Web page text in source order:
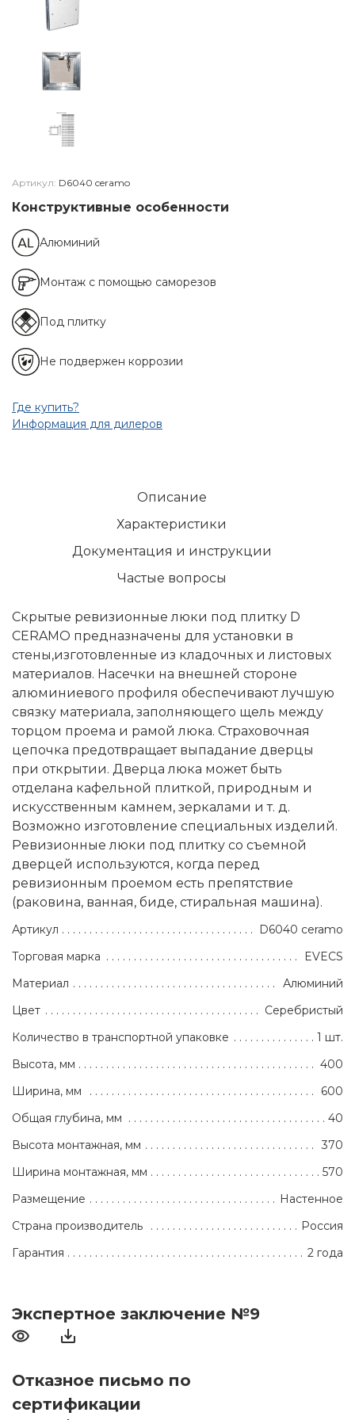
Артикул: D6040 ceramo
Конструктивные особенности
Алюминий
Монтаж с помощью саморезов
Под плитку
Не подвержен коррозии
Где купить?
Информация для дилеров
Описание
Характеристики
Документация и инструкции
Частые вопросы
Скрытые ревизионные люки под плитку D
CERAMO предназначены для установки в
стены,изготовленные из кладочных и листовых
материалов. Насечки на внешней стороне
алюминиевого профиля обеспечивают лучшую
связку материала, заполняющего щель между
торцом проема и рамой люка. Cтраховочная
цепочка предотвращает выпадaние дверцы
при открытии. Дверца люка может быть
отделана кафельной плиткой, природным и
искусственным камнем, зеркалами и т. д.
Возможно изготовление специальных изделий.
Ревизионные люки под плитку со съемной
дверцей используются, когда перед
ревизионным проемом есть препятствие
(раковина, ванная, биде, стиральная машина).
Артикул
D6040 ceramo
Торговая марка
EVECS
Материал
Алюминий
Цвет
Серебристый
Количество в транспортной упаковке
1 шт.
Высота, мм
400
Ширина, мм
600
Общая глубина, мм
40
Высота монтажная, мм
370
Ширина монтажная, мм
570
Размещение
Настенное
Страна производитель
Россия
Гарантия
2 года
Экспертное заключение №9
Отказное письмо по
сертификации